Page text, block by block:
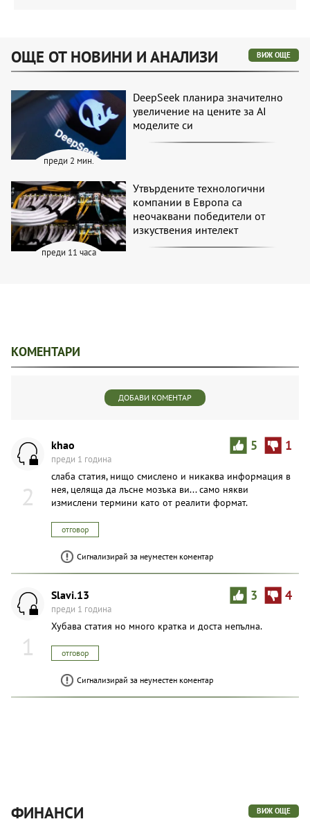
ОЩЕ ОТ НОВИНИ И АНАЛИЗИ ВИЖ ОЩЕ
преди 2 мин.
DeepSeek планира значително
увеличение на цените за AI
моделите си
преди 11 часа
Утвърдените технологични
компании в Европа са
неочаквани победители от
изкуствения интелект
КОМЕНТАРИ
ДОБАВИ КОМЕНТАР
2
5 1
khao
преди 1 година
слаба статия, нищо смислено и никаква информация в
нея, целяща да лъсне мозъка ви... само някви
измислени термини като от реалити формат.
отговор
Сигнализирай за неуместен коментар
1
3 4
Slavi.13
преди 1 година
Хубава статия но много кратка и доста непълна.
отговор
Сигнализирай за неуместен коментар
ФИНАНСИ ВИЖ ОЩЕ